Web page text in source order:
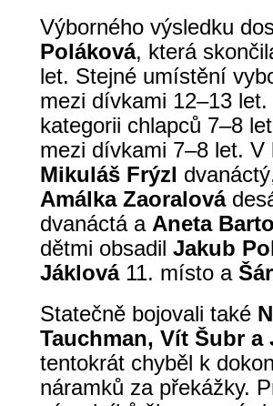
Výborného výsledku
Poláková, která
let. Stejné umístění
mezi dívkami 12–13 let.
kategorii chlapců 7–8
mezi dívkami 7–8 let. V
Mikuláš Frýzl
Amálka Zaoralová
dvanáctá a Aneta
dětmi obsadil Jakub
Jáklová11. místo a
Statečně bojovali také
Tauchman, Vít Šubr a
tentokrát chyběl k
náramků za překážky.